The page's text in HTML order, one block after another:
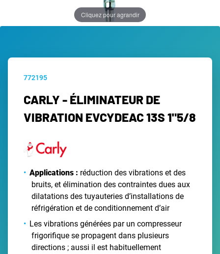
Cliquez pour agrandir
772195
CARLY - ÉLIMINATEUR DE
VIBRATION EVCYDEAC 13S 1"5/8
Applications : réduction des vibrations et des
bruits, et élimination des contraintes dues aux
dilatations des tuyauteries d’installations de
réfrigération et de conditionnement d’air
Les vibrations générées par un compresseur
frigorifique se propagent dans plusieurs
directions ; aussi il est habituellement